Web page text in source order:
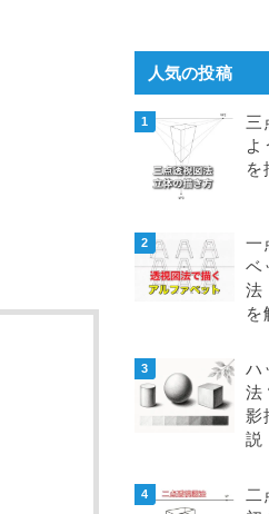
人気の投稿
三
よ
を
一
ベ
法
を
ハ
法
影
説
二